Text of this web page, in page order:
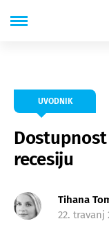
UVODNIK
recesiju
Tihana
22. travanj